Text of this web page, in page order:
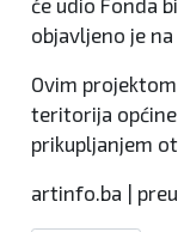
objavljeno je na
Ovim
teritorija
prikupljanjem
artinfo.ba |